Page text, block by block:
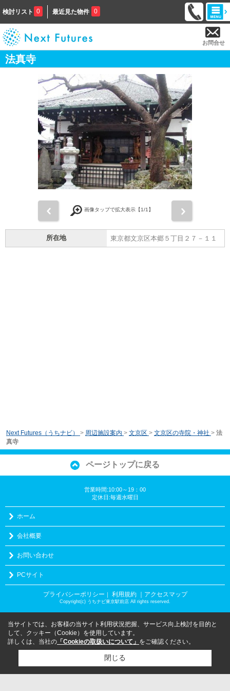
検討リスト 0 最近見た物件 0
お問合せ
法真寺
画像タップで拡大表示【1/1】
所在地 東京都文京区本郷５丁目２７－１１
Next Futures（うちナビ） > 周辺施設案内 > 文京区 > 文京区の寺院・神社 > 法
真寺
ページトップに戻る
営業時間:10:00～19：00
定休日:毎週水曜日
ホーム
会社概要
お問い合わせ
PCサイト
プライバシーポリシー ｜ 利用規約 ｜アクセスマップ
Copyright(c) うちナビ東京駅前店 All rights reserved.
当サイトでは、お客様の当サイト利用状況把握、サービス向上検討を目的と
して、クッキー（Cookie）を使用しています。
詳しくは、当社の 「Cookieの取扱いについて」 をご確認ください。
閉じる